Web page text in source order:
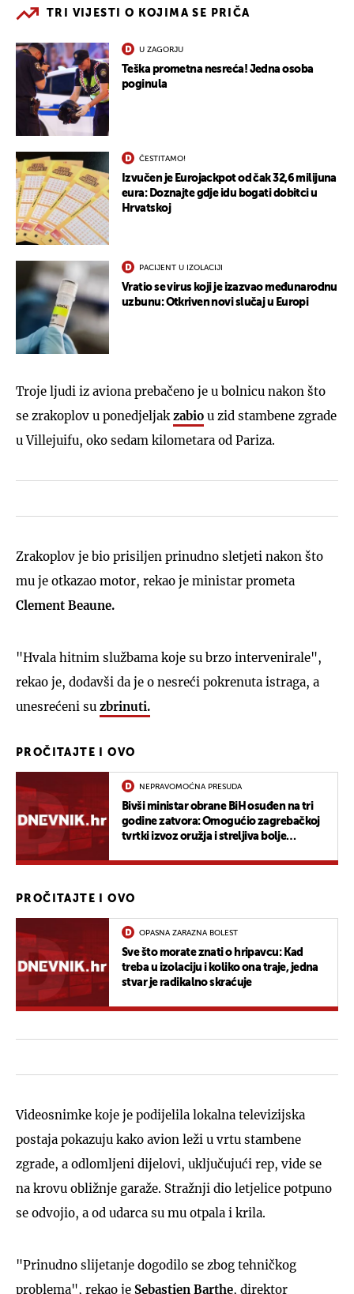
TRI VIJESTI O KOJIMA SE PRIČA
U ZAGORJU
Teška prometna nesreća! Jedna osoba
poginula
ČESTITAMO!
Izvučen je Eurojackpot od čak 32,6 milijuna
eura: Doznajte gdje idu bogati dobitci u
Hrvatskoj
PACIJENT U IZOLACIJI
Vratio se virus koji je izazvao međunarodnu
uzbunu: Otkriven novi slučaj u Europi
Troje ljudi iz aviona prebačeno je u bolnicu nakon što
se zrakoplov u ponedjeljak zabio u zid stambene zgrade
u Villejuifu, oko sedam kilometara od Pariza.
Zrakoplov je bio prisiljen prinudno sletjeti nakon što
mu je otkazao motor, rekao je ministar prometa
Clement Beaune.
"Hvala hitnim službama koje su brzo intervenirale",
rekao je, dodavši da je o nesreći pokrenuta istraga, a
unesrećeni su zbrinuti.
PROČITAJTE I OVO
NEPRAVOMOĆNA PRESUDA
Bivši ministar obrane BiH osuđen na tri
godine zatvora: Omogućio zagrebačkoj
tvrtki izvoz oružja i streljiva bolje
PROČITAJTE I OVO
OPASNA ZARAZNA BOLEST
Sve što morate znati o hripavcu: Kad
treba u izolaciju i koliko ona traje, jedna
stvar je radikalno skraćuje
Videosnimke koje je podijelila lokalna televizijska
postaja pokazuju kako avion leži u vrtu stambene
zgrade, a odlomljeni dijelovi, uključujući rep, vide se
na krovu obližnje garaže. Stražnji dio letjelice potpuno
se odvojio, a od udarca su mu otpala i krila.
"Prinudno slijetanje dogodilo se zbog tehničkog
problema", rekao je Sebastien Barthe, direktor